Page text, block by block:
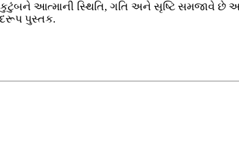
કુટુંબને આત્માની સ્થિતિ, ગતિ અને સૃષ્ટિ સમજાવે છે
પુસ્તક.